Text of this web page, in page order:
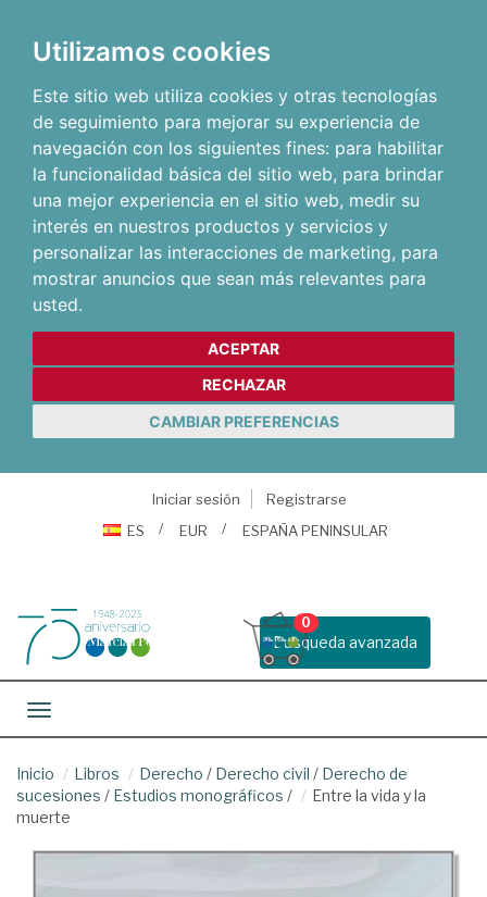
Utilizamos cookies
Este sitio web utiliza cookies y otras tecnologías
de seguimiento para mejorar su experiencia de
navegación con los siguientes fines: para habilitar
la funcionalidad básica del sitio web, para brindar
una mejor experiencia en el sitio web, medir su
interés en nuestros productos y servicios y
personalizar las interacciones de marketing, para
mostrar anuncios que sean más relevantes para
usted.
ACEPTAR
RECHAZAR
CAMBIAR PREFERENCIAS
Iniciar sesión
Registrarse
ES
EUR ESPAÑA PENINSULAR
Busqueda avanzada
0
Toggle navigation
Inicio Libros Derecho / Derecho civil / Derecho de
sucesiones / Estudios monográficos /
Entre la vida y la
muerte